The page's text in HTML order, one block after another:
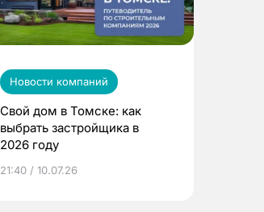
Новости компаний
Свой дом в Томске: как
выбрать застройщика в
2026 году
21:40 / 10.07.26